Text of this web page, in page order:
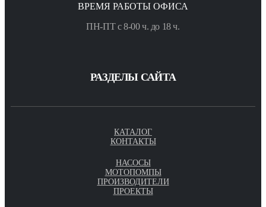
ВРЕМЯ РАБОТЫ ОФИСА
ПН-ПТ с 8-00 ч. до 18 ч.
РАЗДЕЛЫ САЙТА
КАТАЛОГ
КОНТАКТЫ
НАСОСЫ
МОТОПОМПЫ
ПРОИЗВОДИТЕЛИ
ПРОЕКТЫ